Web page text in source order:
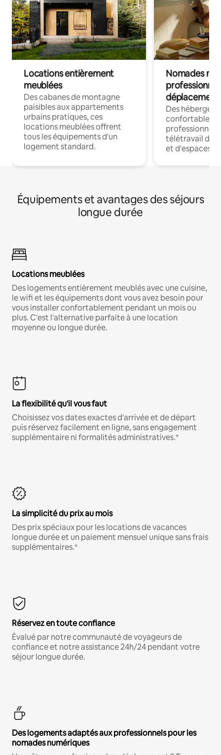
Locations entièrement
meublées
Des cabanes de montagne
paisibles aux appartements
urbains pratiques, ces
locations meublées offrent
tous les équipements d'un
logement standard.
Nomades
déplacement
Des
confortables
professionnels
télétravail
et d'espaces
Équipements et avantages des séjours
longue durée
Locations meublées
Des logements entièrement meublés avec une cuisine,
le wifi et les équipements dont vous avez besoin pour
vous installer confortablement pendant un mois ou
plus. C'est l'alternative parfaite à une location
moyenne ou longue durée.
La flexibilité qu'il vous faut
Choisissez vos dates exactes d'arrivée et de départ
puis réservez facilement en ligne, sans engagement
supplémentaire ni formalités administratives.*
La simplicité du prix au mois
Des prix spéciaux pour les locations de vacances
longue durée et un paiement mensuel unique sans frais
supplémentaires.*
Réservez en toute confiance
Évalué par notre communauté de voyageurs de
confiance et notre assistance 24h/24 pendant votre
séjour longue durée.
Des logements adaptés aux professionnels pour les
nomades numériques